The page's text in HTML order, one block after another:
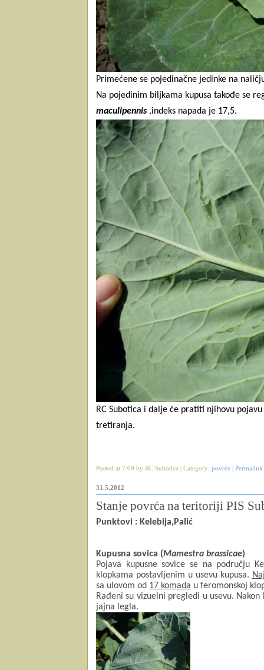
Primećene se pojedinačne jedinke na
Na pojedinim biljkama kupusa takođe se
maculipennis ,indeks napada je 17,5.
RC Subotica i dalje će pratiti njihovu
tretiranja.
Posted at 7:09 by RC Subotica | Category: povrće Permalink
31.5.2012
Stanje povrća na teritoriji PIS
Punktovi : Kelebija,Palić
Kupusna sovica (Mamestra brassicae)
Pojava kupusne sovice se na području
klopkama postavljenim u usevu kupusa.
sa ulovom od 17 komada u feromonskoj
Rađeni su vizuelni pregledi u usevu.
jajna legla.